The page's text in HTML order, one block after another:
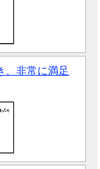
、非常に満足